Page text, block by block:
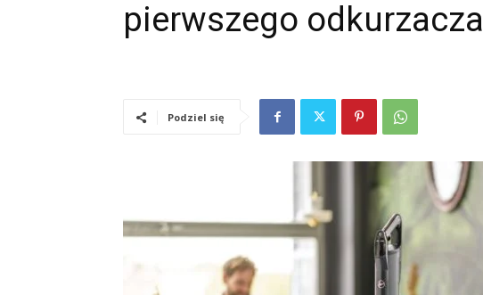
pierwszego odkurzacza
Podziel się